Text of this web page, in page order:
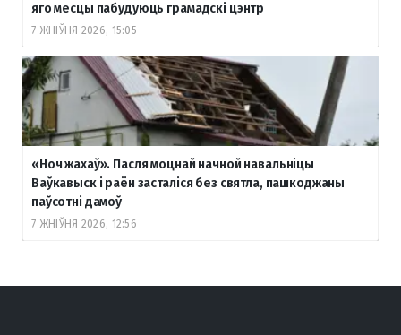
яго месцы пабудуюць грамадскі цэнтр
7 ЖНІЎНЯ 2026, 15:05
«Ноч жахаў». Пасля моцнай начной навальніцы
Ваўкавыск і раён засталіся без святла, пашкоджаны
паўсотні дамоў
7 ЖНІЎНЯ 2026, 12:56